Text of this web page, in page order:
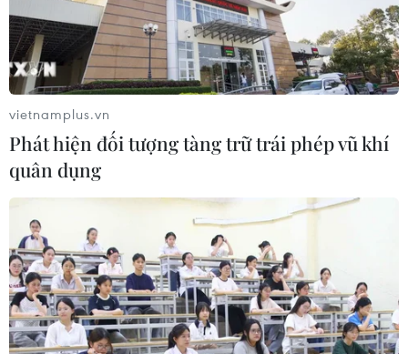
AI - chiến tuyến mới trong cuộc đối đầu
giữa EU và tập đoàn công nghệ Mỹ
10/06/2026 07:17
vietnamplus.vn
Phát hiện đối tượng tàng trữ trái phép vũ khí
quân dụng